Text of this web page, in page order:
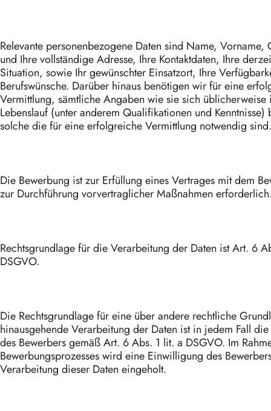
Relevante personenbezogene Daten sind Name, Vorname,
und Ihre vollständige Adresse, Ihre Kontaktdaten, Ihre
Situation, sowie Ihr gewünschter Einsatzort, Ihre
Berufswünsche. Darüber hinaus benötigen wir für eine
Vermittlung, sämtliche Angaben wie sie sich üblicherweise
Lebenslauf (unter anderem Qualifikationen und Kenntnisse)
solche die für eine erfolgreiche Vermittlung notwendig sind.
Die Bewerbung ist zur Erfüllung eines Vertrages mit dem
zur Durchführung vorvertraglicher Maßnahmen
Rechtsgrundlage für die Verarbeitung der Daten ist Art. 6
DSGVO.
Die Rechtsgrundlage für eine über andere rechtliche
hinausgehende Verarbeitung der Daten ist in jedem Fall
des Bewerbers gemäß Art. 6 Abs. 1 lit. a DSGVO. Im
Bewerbungsprozesses wird eine Einwilligung des
Verarbeitung dieser Daten eingeholt.